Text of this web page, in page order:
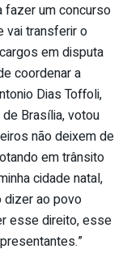
fazer um concurso
vai transferir o
em disputa
coordenar a
Dias Toffoli,
Brasília, votou
não deixem de
em trânsito
cidade natal,
dizer ao povo
esse direito, esse